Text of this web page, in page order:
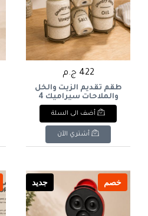
422 ج.م
طقم تقديم الزيت والخل
والملاحات سيراميك 4
قطع بتصميم ريفي
"Country Home" مع
حامل معدني زيتي/
زيتوني. & : 4-Piece
Ceramic Oil, Vinegar,
أضف الى السلة
أشتري الآن
خصم جديد